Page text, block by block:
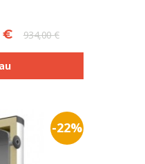
€ 934,00 €
-22%